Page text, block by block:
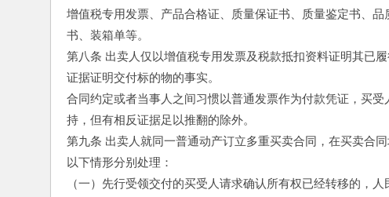
增值税专用发票、产品合格证、质量保证书、质量鉴定书、
书、装箱单等。
第八条 出卖人仅以增值税专用发票及税款抵扣资料证明其已
证据证明交付标的物的事实。
合同约定或者当事人之间习惯以普通发票作为付款凭证，买
持，但有相反证据足以推翻的除外。
第九条 出卖人就同一普通动产订立多重买卖合同，在买卖合
以下情形分别处理：
（一）先行受领交付的买受人请求确认所有权已经转移的，人